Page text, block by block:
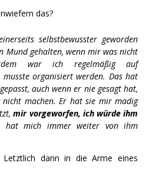
das?
selbstbewusster geworden
Mund gehalten, wenn mir was nicht
war ich regelmäßig auf
musste organisiert werden. Das hat
auch wenn er nie gesagt hat,
machen. Er hat sie mir madig
mir vorgeworfen, ich würde ihm
hat mich immer weiter von ihm
Letztlich dann in die Arme eines